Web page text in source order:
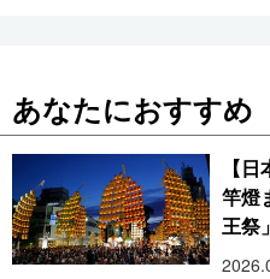
あなたにおすすめ
【
竿燈
王祭
り」